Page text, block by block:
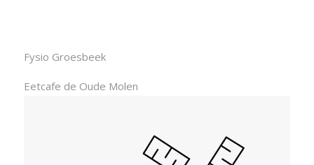
Fysio Groesbeek
Eetcafe de Oude Molen